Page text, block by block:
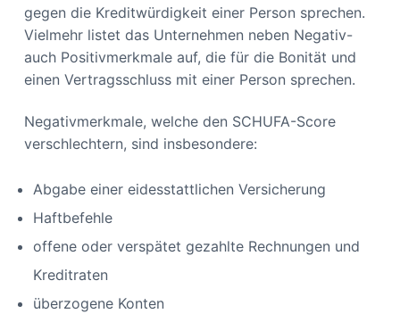
gegen die Kreditwürdigkeit einer Person sprechen.
Vielmehr listet das Unternehmen neben Negativ-
auch Positivmerkmale auf, die für die Bonität und
einen Vertragsschluss mit einer Person sprechen.
Negativmerkmale, welche den SCHUFA-Score
verschlechtern, sind insbesondere:
Abgabe einer eidesstattlichen Versicherung
Haftbefehle
offene oder verspätet gezahlte Rechnungen und
Kreditraten
überzogene Konten